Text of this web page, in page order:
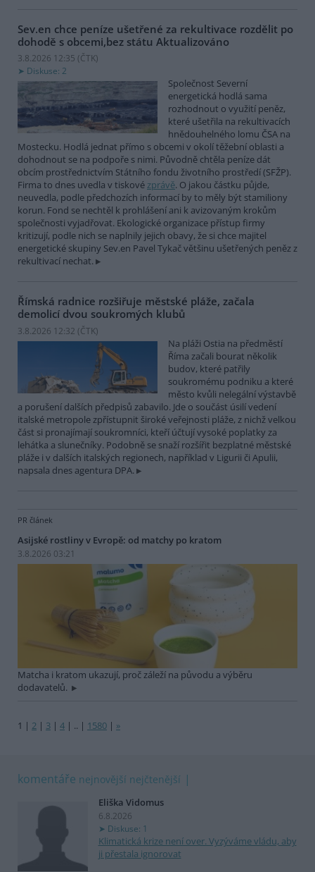
Sev.en chce peníze ušetřené za rekultivace rozdělit po
dohodě s obcemi,bez státu Aktualizováno
3.8.2026 12:35 (ČTK)
Diskuse: 2
Společnost Severní
energetická hodlá sama
rozhodnout o využití peněz,
které ušetřila na rekultivacích
hnědouhelného lomu ČSA na
Mostecku. Hodlá jednat přímo s obcemi v okolí těžební oblasti a
dohodnout se na podpoře s nimi. Původně chtěla peníze dát
obcím prostřednictvím Státního fondu životního prostředí (SFŽP).
Firma to dnes uvedla v tiskovézprávě. O jakou částku půjde,
neuvedla, podle předchozích informací by to měly být stamiliony
korun. Fond se nechtěl k prohlášení ani k avizovaným krokům
společnosti vyjadřovat. Ekologické organizace přístup firmy
kritizují, podle nich se naplnily jejich obavy, že si chce majitel
energetické skupiny Sev.en Pavel Tykač většinu ušetřených peněz z
rekultivací nechat.
Římská radnice rozšiřuje městské pláže, začala
demolicí dvou soukromých klubů
3.8.2026 12:32 (ČTK)
Na pláži Ostia na předměstí
Říma začali bourat několik
budov, které patřily
soukromému podniku a které
město kvůli nelegální výstavbě
a porušení dalších předpisů zabavilo. Jde o součást úsilí vedení
italské metropole zpřístupnit široké veřejnosti pláže, z nichž velkou
část si pronajímají soukromníci, kteří účtují vysoké poplatky za
lehátka a slunečníky. Podobně se snaží rozšířit bezplatné městské
pláže i v dalších italských regionech, například v Ligurii či Apulii,
napsala dnes agentura DPA.
PR článek
Asijské rostliny v Evropě: od matchy po kratom
3.8.2026 03:21
Matcha i kratom ukazují, proč záleží na původu a výběru
dodavatelů.
1 | 2 | 3 | 4 | .. | 1580 | »
komentáře nejnovější nejčtenější
Eliška Vidomus
6.8.2026
Diskuse: 1
Klimatická krize není over. Vyzýváme vládu, aby
ji přestala ignorovat